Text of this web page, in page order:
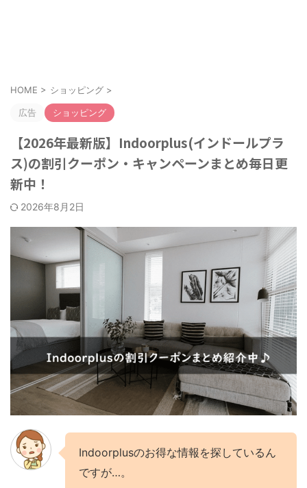
HOME > ショッピング >
広告 ショッピング
【2026年最新版】Indoorplus(インドールプラ
ス)の割引クーポン・キャンペーンまとめ毎日更
新中！
2026年8月2日
Indoorplusのお得な情報を探しているん
ですが…。